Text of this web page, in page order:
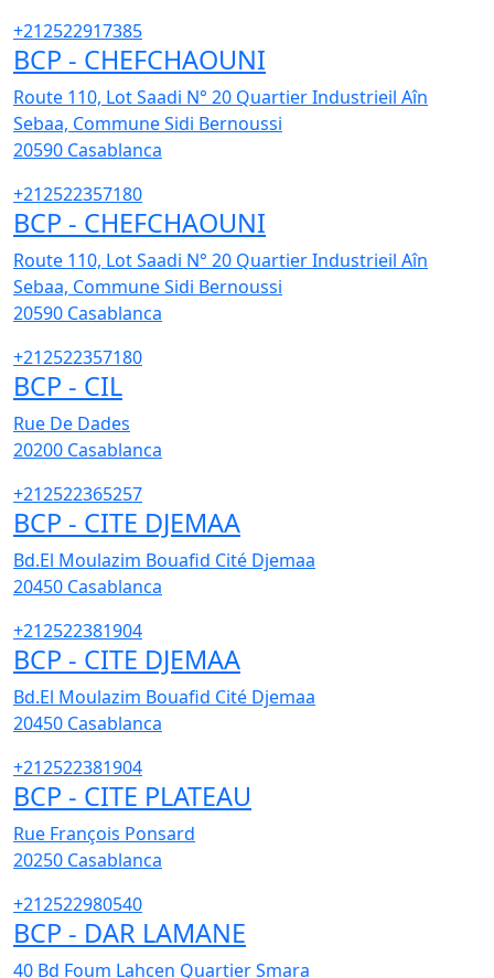
+212522917385
BCP - CHEFCHAOUNI
Route 110, Lot Saadi N° 20 Quartier Industrieil Aîn
Sebaa, Commune Sidi Bernoussi
20590 Casablanca
+212522357180
BCP - CHEFCHAOUNI
Route 110, Lot Saadi N° 20 Quartier Industrieil Aîn
Sebaa, Commune Sidi Bernoussi
20590 Casablanca
+212522357180
BCP - CIL
Rue De Dades
20200 Casablanca
+212522365257
BCP - CITE DJEMAA
Bd.El Moulazim Bouafid Cité Djemaa
20450 Casablanca
+212522381904
BCP - CITE DJEMAA
Bd.El Moulazim Bouafid Cité Djemaa
20450 Casablanca
+212522381904
BCP - CITE PLATEAU
Rue François Ponsard
20250 Casablanca
+212522980540
BCP - DAR LAMANE
40 Bd Foum Lahcen Quartier Smara